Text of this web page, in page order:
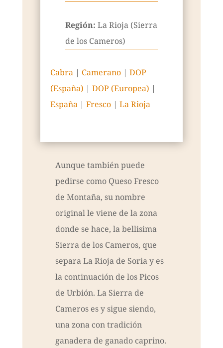
Región: La Rioja (Sierra
de los Cameros)
Cabra| Camerano| DOP
(España) | DOP (Europea) |
España| Fresco| La Rioja
Aunque también puede
pedirse como Queso Fresco
de Montaña, su nombre
original le viene de la zona
donde se hace, la bellisima
Sierra de los Cameros, que
separa La Rioja de Soria y es
la continuación de los Picos
de Urbión. La Sierra de
Cameros es y sigue siendo,
una zona con tradición
ganadera de ganado caprino.